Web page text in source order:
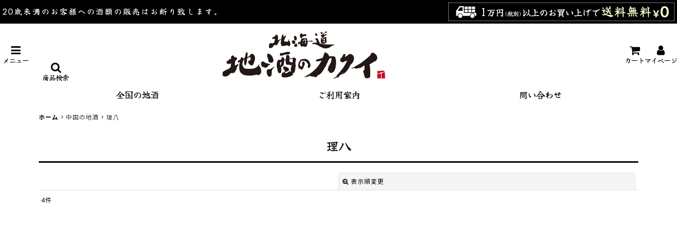
20歳未満のお客様への酒類の販売は お断り致します。
メニュー カートマイページ
全国の地酒 ご利用案内 問い合わせ
商品検索
ホーム > 中国の地酒 > 理八
理八
表示順変更
4件